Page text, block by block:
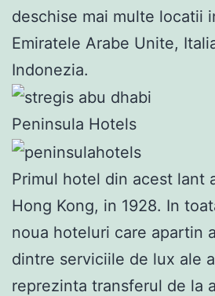
deschise mai multe locatii
Emiratele Arabe Unite,
Indonezia.
Peninsula Hotels
Primul hotel din acest lant
Hong Kong, in 1928. In
noua hoteluri care apartin
dintre serviciile de lux ale
reprezinta transferul de la